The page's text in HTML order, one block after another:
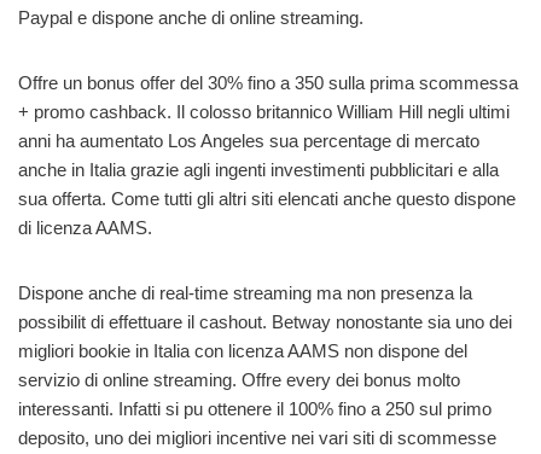
Paypal e dispone anche di online streaming.
Offre un bonus offer del 30% fino a 350 sulla prima scommessa
+ promo cashback. Il colosso britannico William Hill negli ultimi
anni ha aumentato Los Angeles sua percentage di mercato
anche in Italia grazie agli ingenti investimenti pubblicitari e alla
sua offerta. Come tutti gli altri siti elencati anche questo dispone
di licenza AAMS.
Dispone anche di real-time streaming ma non presenza la
possibilit di effettuare il cashout. Betway nonostante sia uno dei
migliori bookie in Italia con licenza AAMS non dispone del
servizio di online streaming. Offre every dei bonus molto
interessanti. Infatti si pu ottenere il 100% fino a 250 sul primo
deposito, uno dei migliori incentive nei vari siti di scommesse